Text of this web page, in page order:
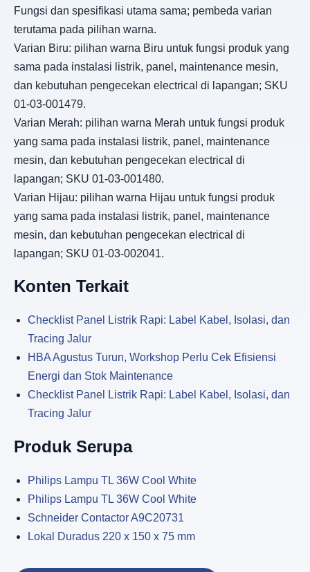
Fungsi dan spesifikasi utama sama; pembeda varian
terutama pada pilihan warna.
Varian Biru: pilihan warna Biru untuk fungsi produk yang
sama pada instalasi listrik, panel, maintenance mesin,
dan kebutuhan pengecekan electrical di lapangan; SKU
01-03-001479.
Varian Merah: pilihan warna Merah untuk fungsi produk
yang sama pada instalasi listrik, panel, maintenance
mesin, dan kebutuhan pengecekan electrical di
lapangan; SKU 01-03-001480.
Varian Hijau: pilihan warna Hijau untuk fungsi produk
yang sama pada instalasi listrik, panel, maintenance
mesin, dan kebutuhan pengecekan electrical di
lapangan; SKU 01-03-002041.
Konten Terkait
Checklist Panel Listrik Rapi: Label Kabel, Isolasi, dan
Tracing Jalur
HBA Agustus Turun, Workshop Perlu Cek Efisiensi
Energi dan Stok Maintenance
Checklist Panel Listrik Rapi: Label Kabel, Isolasi, dan
Tracing Jalur
Produk Serupa
Philips Lampu TL 36W Cool White
Philips Lampu TL 36W Cool White
Schneider Contactor A9C20731
Lokal Duradus 220 x 150 x 75 mm